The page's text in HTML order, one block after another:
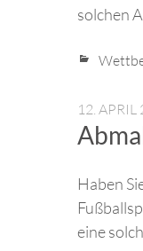
solchen
12. APRIL
Haben
eine